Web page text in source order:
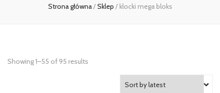
Strona główna/Sklep / klocki mega bloks
Showing 1–55 of 95 results